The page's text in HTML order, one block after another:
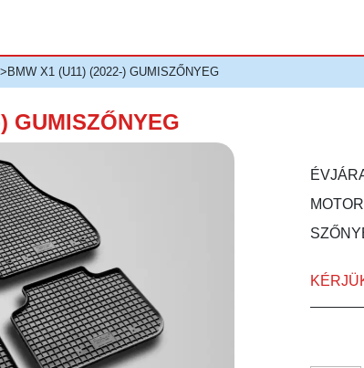
X1 (U11) (2022-) GUMISZŐNYEG
GUMISZŐNYEG